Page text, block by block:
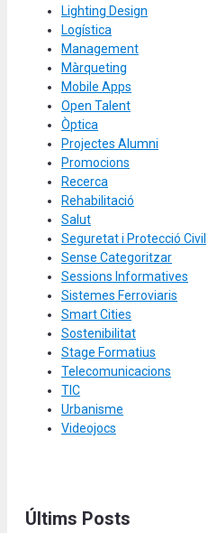
Lighting Design
Logística
Management
Màrqueting
Mobile Apps
Open Talent
Òptica
Projectes Alumni
Promocions
Recerca
Rehabilitació
Salut
Seguretat i Protecció Civil
Sense Categoritzar
Sessions Informatives
Sistemes Ferroviaris
Smart Cities
Sostenibilitat
Stage Formatius
Telecomunicacions
TIC
Urbanisme
Videojocs
Últims Posts